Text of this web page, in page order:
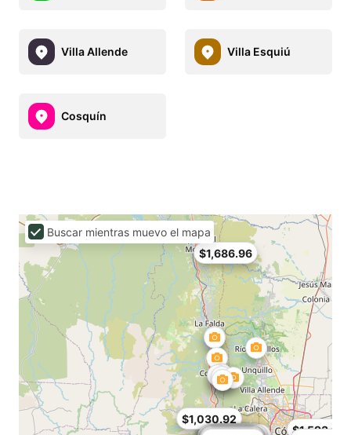
Villa Allende Villa Esquiú
Cosquín
$1,030.92
$1,593.24
$1,686.96
Buscar mientras muevo el mapa